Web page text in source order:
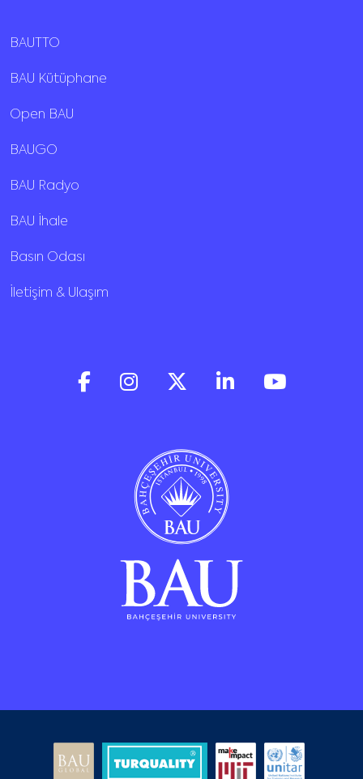
BAUTTO
BAU Kütüphane
Open BAU
BAUGO
BAU Radyo
BAU İhale
Basın Odası
İletişim & Ulaşım